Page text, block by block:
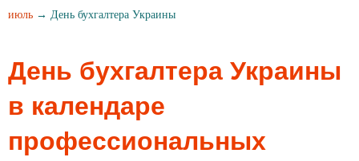
июль → День бухгалтера Украины
День бухгалтера Украины
в календаре
профессиональных